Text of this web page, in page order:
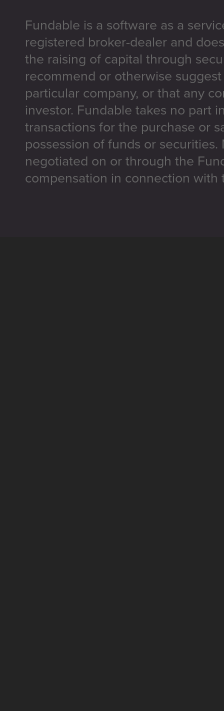
Fundable is a software as a
registered broker-dealer and
the raising of capital through
recommend or otherwise
particular company, or that any
investor. Fundable takes no part
transactions for the purchase or
possession of funds or
negotiated on or through the
compensation in connection with